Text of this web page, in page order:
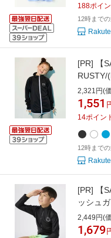
188ポイン
12時まで
[PR]
【
RUSTY/
フィッ
ネイビ
2,321円(
1,551
14ポイン
12時まで
[PR]
【
ッシュ
スイム
ー ホワ
2,449円(
1,679